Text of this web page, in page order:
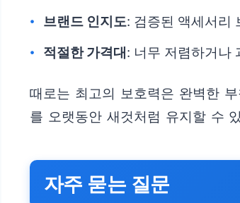
브랜드 인지도: 검증된 액세서리
적절한 가격대 : 너무 저렴하거나
때로는 최고의 보호력은 완벽한
를 오랫동안 새것처럼 유지할 수
자주 묻는 질문